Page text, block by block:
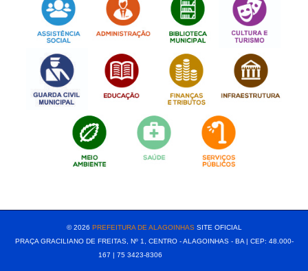
© 2026 PREFEITURA DE ALAGOINHASSITE OFICIAL
PRAÇA GRACILIANO DE FREITAS, Nº 1, CENTRO - ALAGOINHAS - BA | CEP: 48.000-
167 | 75 3423-8306⠀⠀⠀⠀⠀⠀⠀⠀⠀⠀